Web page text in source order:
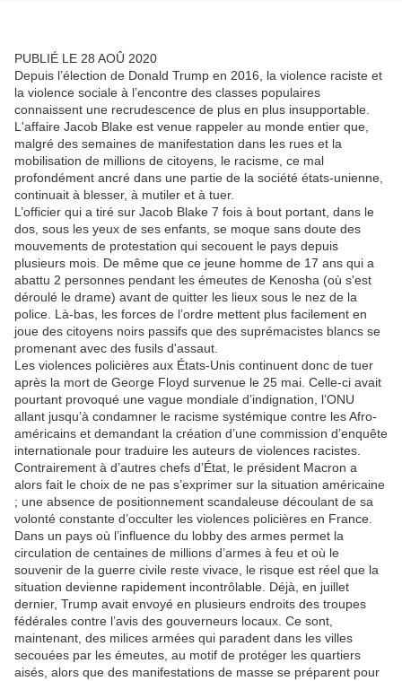
PUBLIÉ LE 28 AOÛ 2020
Depuis l’élection de Donald Trump en 2016, la violence raciste et
la violence sociale à l’encontre des classes populaires
connaissent une recrudescence de plus en plus insupportable.
L'affaire Jacob Blake est venue rappeler au monde entier que,
malgré des semaines de manifestation dans les rues et la
mobilisation de millions de citoyens, le racisme, ce mal
profondément ancré dans une partie de la société états-unienne,
continuait à blesser, à mutiler et à tuer.
L’officier qui a tiré sur Jacob Blake 7 fois à bout portant, dans le
dos, sous les yeux de ses enfants, se moque sans doute des
mouvements de protestation qui secouent le pays depuis
plusieurs mois. De même que ce jeune homme de 17 ans qui a
abattu 2 personnes pendant les émeutes de Kenosha (où s'est
déroulé le drame) avant de quitter les lieux sous le nez de la
police. Là-bas, les forces de l’ordre mettent plus facilement en
joue des citoyens noirs passifs que des suprémacistes blancs se
promenant avec des fusils d'assaut.
Les violences policières aux États-Unis continuent donc de tuer
après la mort de George Floyd survenue le 25 mai. Celle-ci avait
pourtant provoqué une vague mondiale d’indignation, l’ONU
allant jusqu’à condamner le racisme systémique contre les Afro-
américains et demandant la création d’une commission d’enquête
internationale pour traduire les auteurs de violences racistes.
Contrairement à d’autres chefs d’État, le président Macron a
alors fait le choix de ne pas s’exprimer sur la situation américaine
; une absence de positionnement scandaleuse découlant de sa
volonté constante d’occulter les violences policières en France.
Dans un pays où l’influence du lobby des armes permet la
circulation de centaines de millions d’armes à feu et où le
souvenir de la guerre civile reste vivace, le risque est réel que la
situation devienne rapidement incontrôlable. Déjà, en juillet
dernier, Trump avait envoyé en plusieurs endroits des troupes
fédérales contre l’avis des gouverneurs locaux. Ce sont,
maintenant, des milices armées qui paradent dans les villes
secouées par les émeutes, au motif de protéger les quartiers
aisés, alors que des manifestations de masse se préparent pour